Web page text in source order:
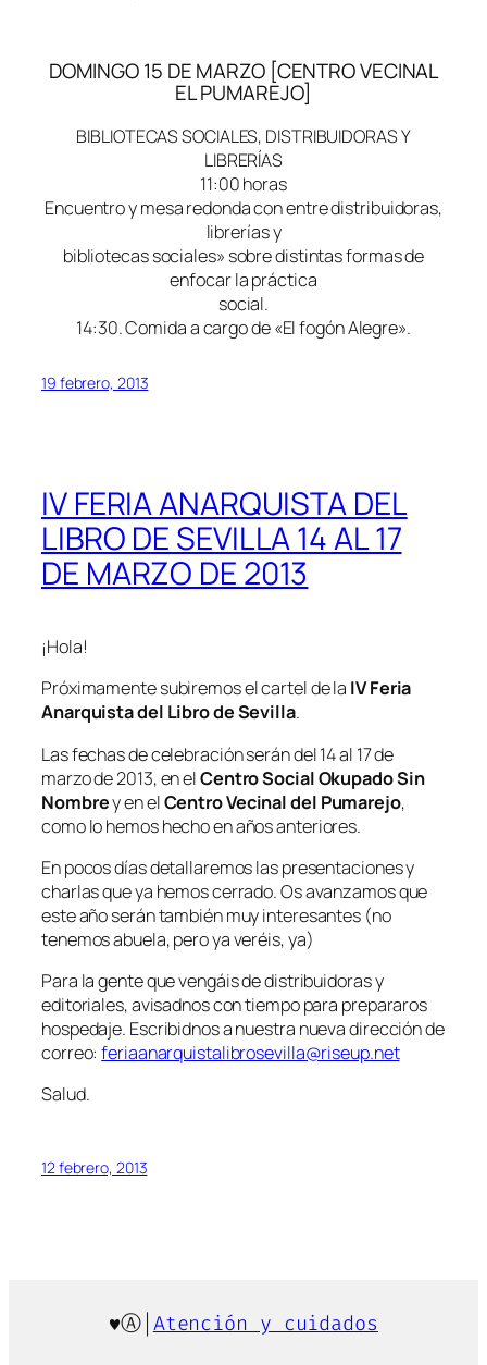
DOMINGO 15 DE MARZO [CENTRO VECINAL
EL PUMAREJO]
BIBLIOTECAS SOCIALES, DISTRIBUIDORAS Y
LIBRERÍAS
11:00 horas
Encuentro y mesa redonda con entre distribuidoras,
librerías y
bibliotecas sociales» sobre distintas formas de
enfocar la práctica
social.
14:30. Comida a cargo de «El fogón Alegre».
19 febrero, 2013
IV FERIA ANARQUISTA DEL
LIBRO DE SEVILLA 14 AL 17
DE MARZO DE 2013
¡Hola!
Próximamente subiremos el cartel de la IV Feria
Anarquista del Libro de Sevilla.
Las fechas de celebración serán del 14 al 17 de
marzo de 2013, en elCentro Social Okupado Sin
Nombrey en elCentro Vecinal del Pumarejo,
como lo hemos hecho en años anteriores.
En pocos días detallaremos las presentaciones y
charlas que ya hemos cerrado. Os avanzamos que
este año serán también muy interesantes (no
tenemos abuela, pero ya veréis, ya)
Para la gente que vengáis de distribuidoras y
editoriales, avisadnos con tiempo para prepararos
hospedaje. Escribidnos a nuestra nueva dirección de
correo:feriaanarquistalibrosevilla@riseup.net
Salud.
12 febrero, 2013
♥Ⓐ| Atención y cuidados